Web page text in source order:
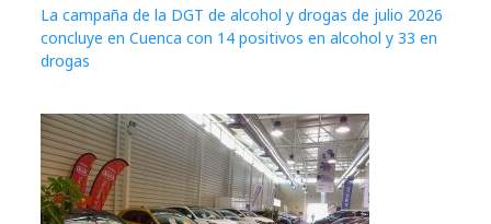
La campaña de la DGT de alcohol y drogas de julio 2026
concluye en Cuenca con 14 positivos en alcohol y 33 en
drogas